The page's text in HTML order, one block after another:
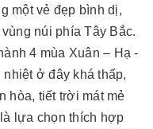
một vẻ đẹp bình dị,
núi phía Tây Bắc.
4 mùa Xuân – Hạ -
ở đây khá thấp,
hòa, tiết trời mát mẻ
lựa chọn thích hợp